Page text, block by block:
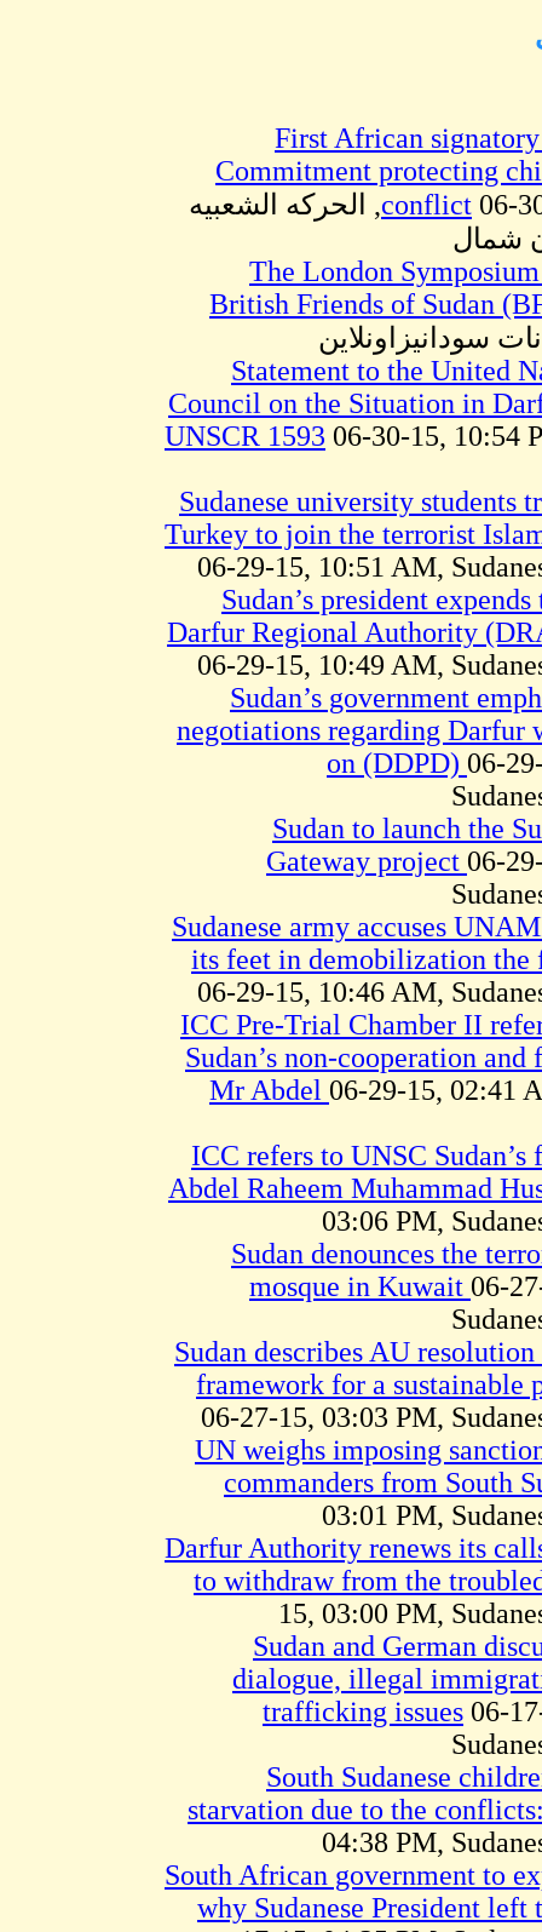
First African
Commitment protecting
conflict06-30-15, 11:31 PM, الحركه الشعبيه
شمال
The London
British Friends of Sudan
Statement to the United
Council on the Situation in
UNSCR 1593 06-30-15, 10:54
(12) Sudanese university
Turkey to join the terrorist
06-29-15, 10:51 AM,
Sudan’s president
Darfur Regional Authority
06-29-15, 10:49 AM,
Sudan’s government
negotiations regarding Darfur
on (DDPD) 06-
Sudan to launch the
Gateway project 06-
Sudanese army accuses
its feet in demobilization the
06-29-15, 10:46 AM,
ICC Pre-Trial Chamber II
Sudan’s non-cooperation
Mr Abdel 06-29-15, 02:41
ICC refers to UNSC Sudan’s
Abdel Raheem Muhammad
03:06 PM,
Sudan denounces the
mosque in Kuwait 06-
Sudan describes AU resolution
framework for a sustainable
06-27-15, 03:03 PM,
UN weighs imposing
commanders from South
03:01 PM,
Darfur Authority renews its
to withdraw from the
15, 03:00 PM,
Sudan and German
dialogue, illegal
trafficking issues 06-
250,000 South Sudanese
starvation due to the
04:38 PM,
South African government to
why Sudanese President left